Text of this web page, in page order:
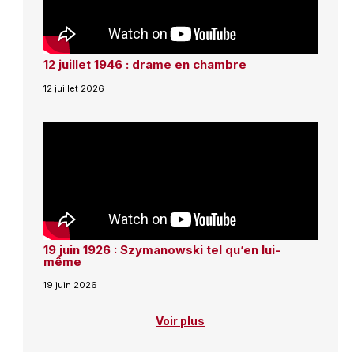
12 juillet 1946 : drame en chambre
12 juillet 2026
19 juin 1926 : Szymanowski tel qu’en lui-
même
19 juin 2026
Voir plus